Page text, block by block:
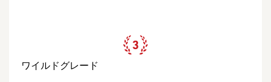
ワイルドグレード